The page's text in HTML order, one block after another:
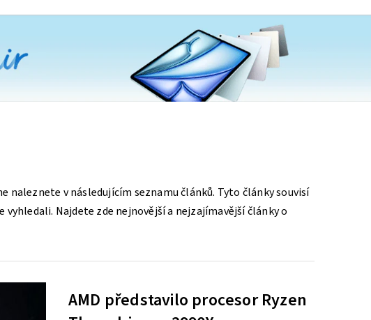
naleznete v následujícím seznamu článků. Tyto články souvisí
Najdete zde nejnovější a nejzajímavější články o
AMD představilo procesor Ryzen